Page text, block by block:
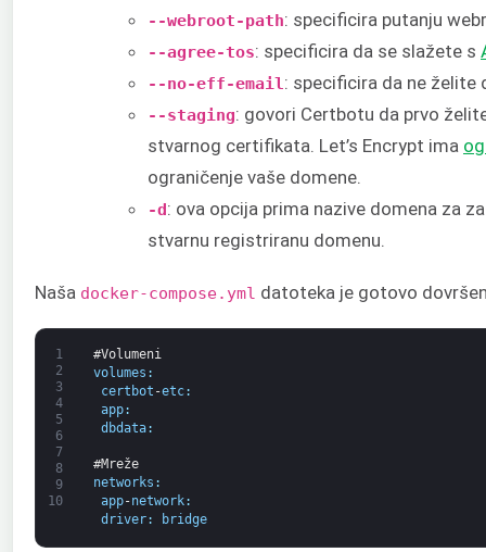
--webroot-path: specificira putanju
--agree-tos: specificira da se slažete s
--no-eff-email : specificira da ne
--staging: govori Certbotu da prvo
stvarnog certifikata. Let’s Encrypt ima
ograničenje vaše domene.
-d: ova opcija prima nazive domena za
stvarnu registriranu domenu.
Naša docker-compose.yml datoteka je gotovo
1
2
3
4
5
6
7
8
9
10
#Volumeni
volumes :
certbot -etc:
app:
dbdata:
#Mreže
networks :
app-network:
driver: bridge